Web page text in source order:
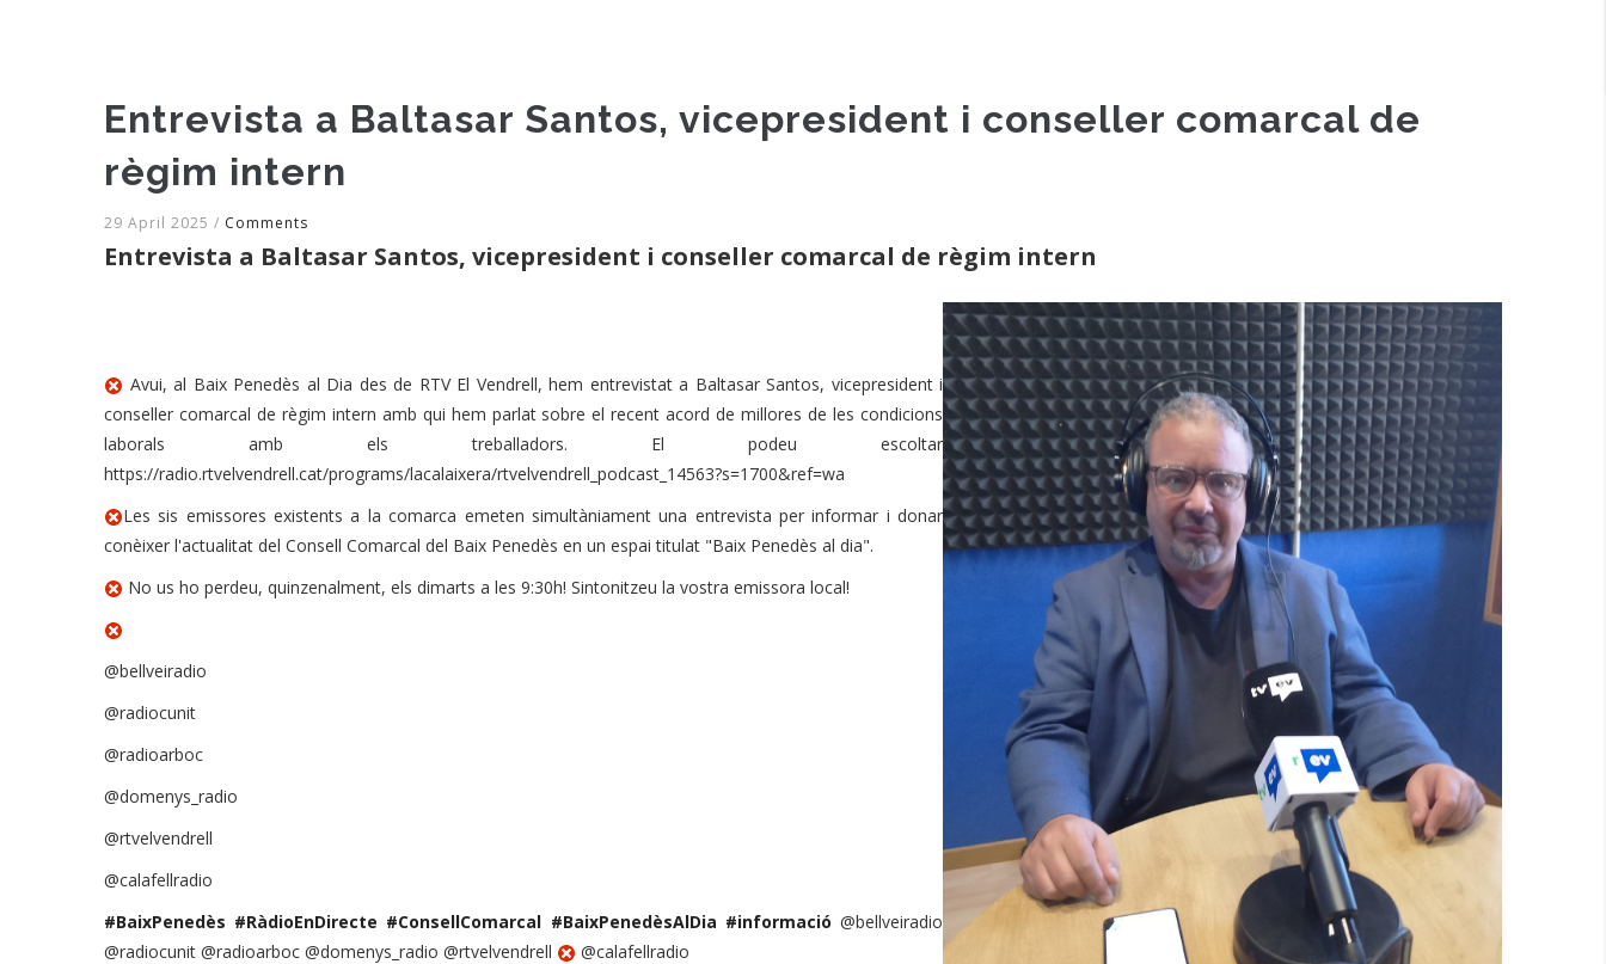
Entrevista a Baltasar Santos, vicepresident i conseller comarcal de
règim intern
29 April 2025 / Comments
Entrevista a Baltasar Santos, vicepresident i conseller comarcal de règim intern
Avui, al Baix Penedès al Dia des de RTV El Vendrell, hem entrevistat a Baltasar Santos, vicepresident i
conseller comarcal de règim intern amb qui hem parlat sobre el recent acord de millores de les condicions
laborals amb els treballadors. El podeu escoltar
https://radio.rtvelvendrell.cat/programs/lacalaixera/rtvelvendrell_podcast_14563?s=1700&ref=wa
Les sis emissores existents a la comarca emeten simultàniament una entrevista per informar i donar
conèixer l'actualitat del Consell Comarcal del Baix Penedès en un espai titulat "Baix Penedès al dia".
No us ho perdeu, quinzenalment, els dimarts a les 9:30h! Sintonitzeu la vostra emissora local!
@bellveiradio
@radiocunit
@radioarboc
@domenys_radio
@rtvelvendrell
@calafellradio
#BaixPenedès #RàdioEnDirecte #ConsellComarcal #BaixPenedèsAlDia #informació @bellveiradio
@radiocunit @radioarboc @domenys_radio @rtvelvendrell
@calafellradio